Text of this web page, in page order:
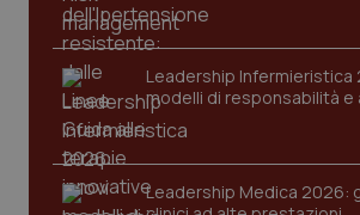
Leadership Infermieristica
modelli di responsabilità e
Leadership Medica 2026:
tracking-sites-ironfish-
tracking-enable
tracking-sites-ironfish-
session-id